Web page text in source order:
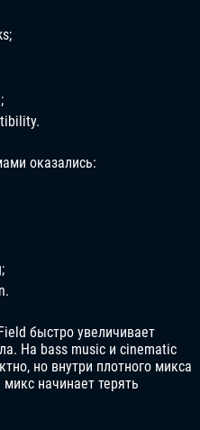
оказались:
быстро увеличивает
На bass music и cinematic
но внутри плотного микса
начинает терять